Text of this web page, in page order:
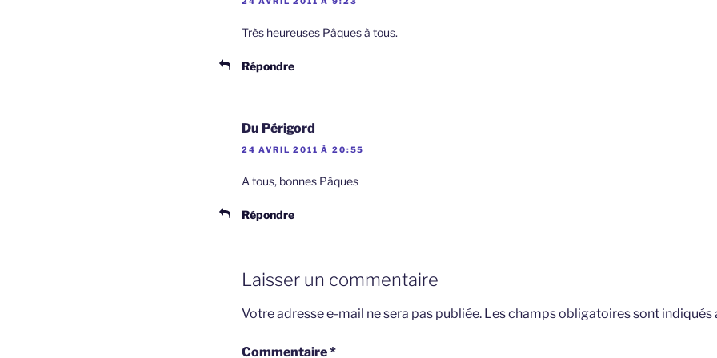
Très heureuses Pâques à tous.
Répondre
Du Périgord
24 AVRIL 2011 À 20:55
A tous, bonnes Pâques
Répondre
Laisser un commentaire
Votre adresse e-mail ne sera pas publiée. Les champs obligatoires sont indiqués
Commentaire*